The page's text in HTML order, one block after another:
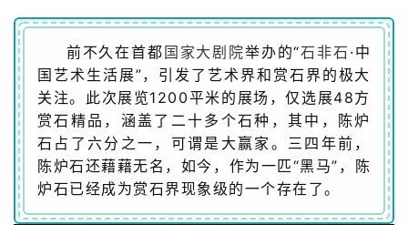
前不久在首都 国家大剧院举办的“石非石 ·中
国艺术生活展”，引发了艺术界和赏石界的极大
关注。此次展览1200平米的展场，仅选展48方
赏石精品，涵盖了二十多个石种，其中，陈炉
石占了六分之一，可谓是大赢家。三四年前，
陈炉石还藉藉无名，如今，作为一匹“黑马”，陈
炉石已经成为赏石界现象级的一个存在了。